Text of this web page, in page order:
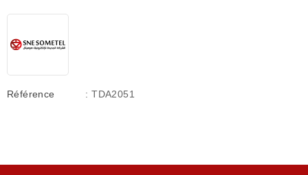
Référence : TDA2051